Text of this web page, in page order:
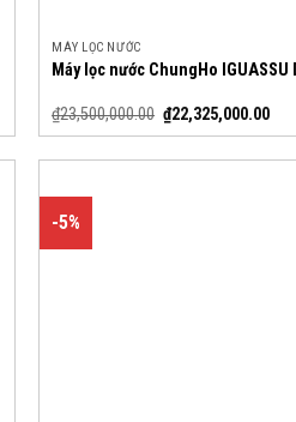
MÁY LỌC NƯỚC
Máy lọc nước ChungHo IGUASSU
₫23,500,000.00 ₫22,325,000.00
-5%